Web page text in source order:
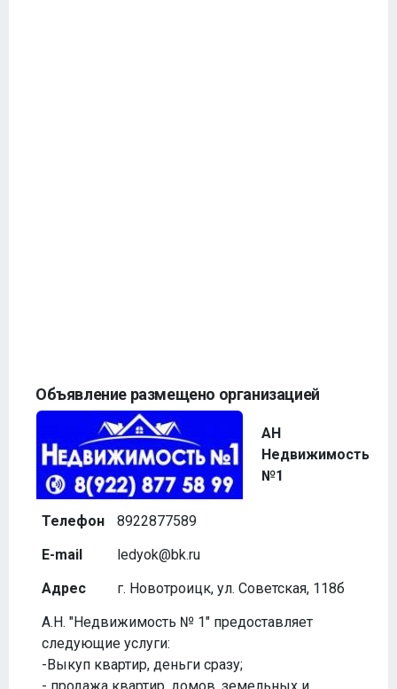
Объявление размещено организацией
АН
Недвижимость
№1
Телефон
8922877589
E-mail
ledyok@bk.ru
Адрес
г. Новотроицк, ул. Советская, 118б
А.Н. "Недвижимость № 1" предоставляет
следующие услуги:
-Выкуп квартир, деньги сразу;